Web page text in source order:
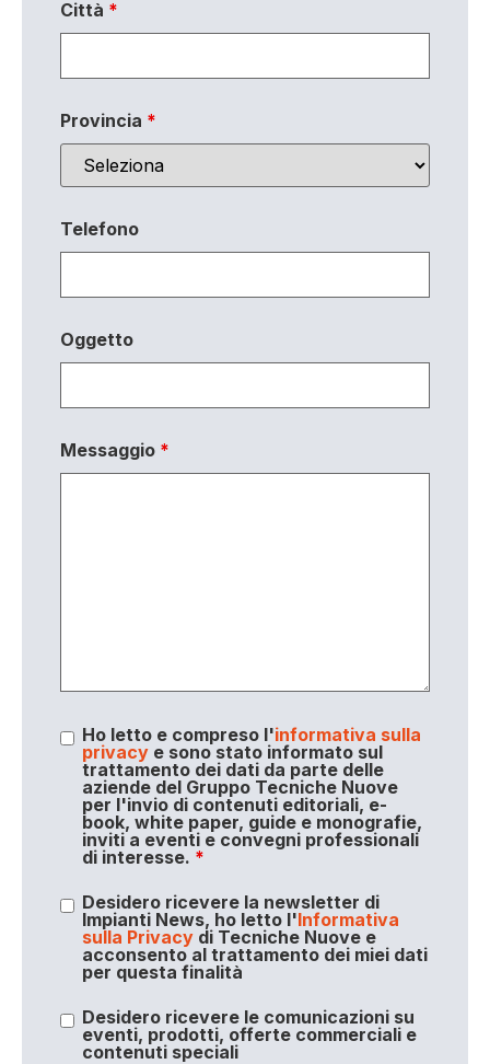
Città *
Provincia *
Telefono
Oggetto
Messaggio *
Ho letto e compreso l'informativa sulla
privacye sono stato informato sul
trattamento dei dati da parte delle
aziende del Gruppo Tecniche Nuove
per l'invio di contenuti editoriali, e-
book, white paper, guide e monografie,
inviti a eventi e convegni professionali
di interesse. *
Desidero ricevere la newsletter di
Impianti News, ho letto l'Informativa
sulla Privacydi Tecniche Nuove e
acconsento al trattamento dei miei dati
per questa finalità
Desidero ricevere le comunicazioni su
eventi, prodotti, offerte commerciali e
contenuti speciali